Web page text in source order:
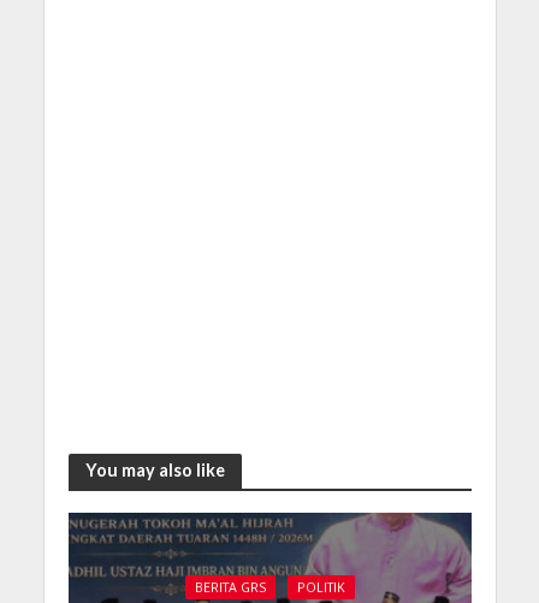
You may also like
BERITA GRS POLITIK